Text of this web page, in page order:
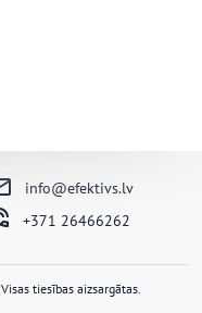
info@efektivs.lv
+371 26466262
Visas tiesības aizsargātas.